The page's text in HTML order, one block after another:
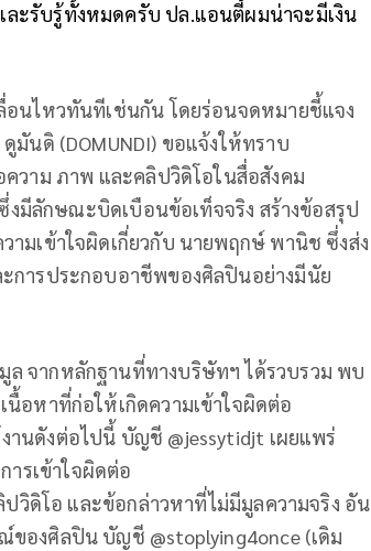
ะรับรู้ทั้งหมดครับ ปล.แอนตี้ผมน่าจะมีเงิน
อนไหวทันทีเช่นกัน โดยร่อนจดหมายชี้แจง
นดิ (DOMUNDI) ขอแจ้งให้ทราบ
วาม ภาพ และคลิปวิดิโอในสื่อสังคม
มีลักษณะบิดเบือนข้อเท็จจริง สร้างข้อสรุป
ามเข้าใจผิดเกี่ยวกับ นายพฤกษ์ พานิช ซึ่งส่ง
การประกอบอาชีพของศิลปินอย่างมีนัย
จากหลักฐานที่ทางบริษัทฯ ได้รวบรวม พบ
อหาที่ก่อให้เกิดความเข้าใจผิดต่อ
นดังต่อไปนี้ บัญชี @jessytidjt เผยแพร่
รเข้าใจผิดต่อ
ดิโอ และข้อกล่าวหาที่ไม่มีมูลความจริง อัน
องศิลปิน บัญชี @stoplying4once (เดิม